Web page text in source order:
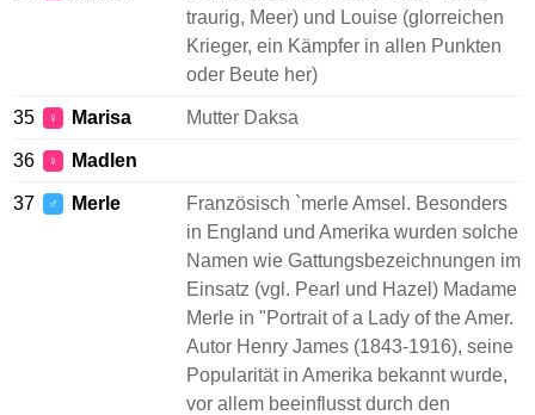
traurig, Meer) und Louise (glorreichen
Krieger, ein Kämpfer in allen Punkten
oder Beute her)
35 ♀ Marisa Mutter Daksa
36 ♀ Madlen
37 ♂ Merle
Französisch `merle Amsel. Besonders
in England und Amerika wurden solche
Namen wie Gattungsbezeichnungen im
Einsatz (vgl. Pearl und Hazel) Madame
Merle in "Portrait of a Lady of the Amer.
Autor Henry James (1843-1916), seine
Popularität in Amerika bekannt wurde,
vor allem beeinflusst durch den